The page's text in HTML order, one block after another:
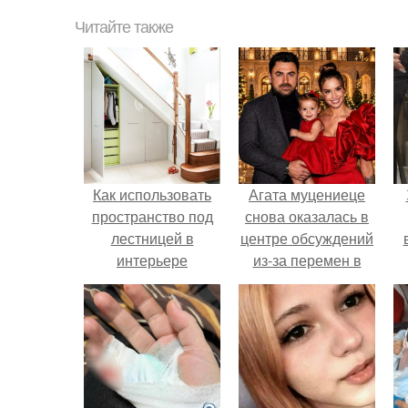
Читайте также
Как использовать
пространство под
лестницей в
интерьере
Агата муцениеце
снова оказалась в
центре обсуждений
из-за перемен в
личной жизни.